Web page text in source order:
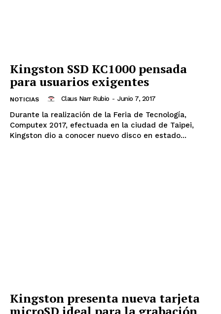
Kingston SSD KC1000 pensada
para usuarios exigentes
NOTICIAS Claus Narr Rubio - Junio 7, 2017
Durante la realización de la Feria de Tecnología,
Computex 2017, efectuada en la ciudad de Taipei,
Kingston dio a conocer nuevo disco en estado...
Kingston presenta nueva tarjeta